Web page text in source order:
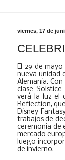
viernes, 17 de
El 29 de
nueva unidad
Alemania.
clase Solstice
verá la luz el
Reflection,
Disney
trabajos de
ceremonia de
mercado
luego
de invierno.